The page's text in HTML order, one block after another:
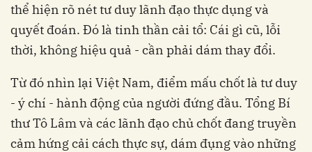
thể hiện rõ nét tư duy lãnh đạo thực dụng và
quyết đoán. Đó là tinh thần cải tổ: Cái gì cũ, lỗi
thời, không hiệu quả - cần phải dám thay đổi.
Từ đó nhìn lại Việt Nam, điểm mấu chốt là tư duy
- ý chí - hành động của người đứng đầu. Tổng Bí
thư Tô Lâm và các lãnh đạo chủ chốt đang truyền
cảm hứng cải cách thực sự, dám đụng vào những